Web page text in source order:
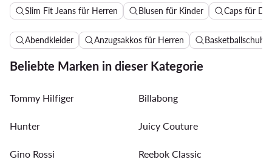
Slim Fit Jeans für Herren Blusen für Kinder Caps für
Abendkleider Anzugsakkos für Herren Basketballschuhe
Beliebte Marken in dieser Kategorie
Tommy Hilfiger Billabong
Hunter Juicy Couture
Gino Rossi Reebok Classic